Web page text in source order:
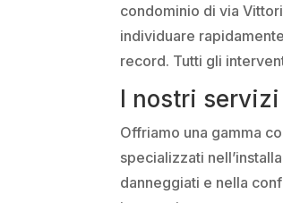
condominio di via
individuare
record. Tutti gli
I nostri
Offriamo una gamma
specializzati
danneggiati e nella